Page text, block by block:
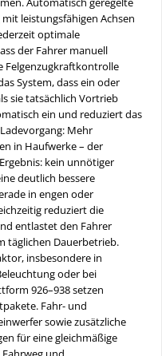
leistungsfähigen Achsen
optimale
der Fahrer manuell
Felgenzugkraftkontrolle
System, dass ein oder
sie tatsächlich Vortrieb
ein und reduziert das
Mehr
in Haufwerke – der
kein unnötiger
deutlich bessere
in engen oder
reduziert die
entlastet den Fahrer
täglichen Dauerbetrieb.
insbesondere in
oder bei
926–938 setzen
Fahr- und
sowie zusätzliche
für eine gleichmäßige